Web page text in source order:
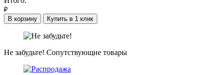
₽
В корзину
Купить в 1 клик
Не забудьте! Сопутствующие товары